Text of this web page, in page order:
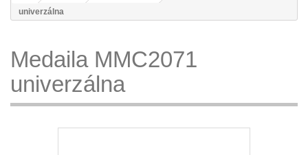
univerzálna
Medaila MMC2071
univerzálna